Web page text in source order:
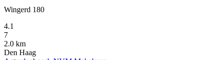
Wingerd 180
4.1
7
2.0 km
Den Haag